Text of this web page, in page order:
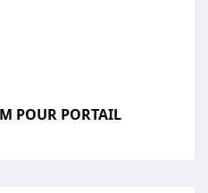
POUR PORTAIL